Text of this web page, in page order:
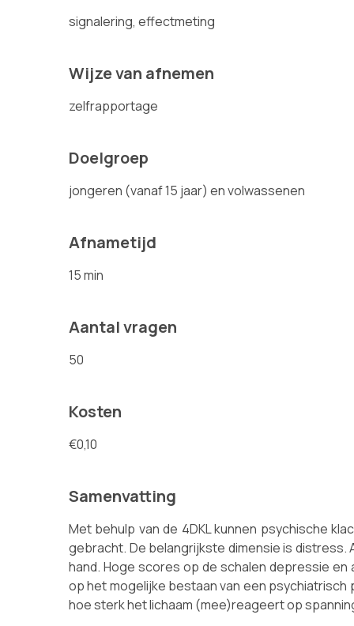
signalering, effectmeting
Wijze van afnemen
zelfrapportage
Doelgroep
jongeren (vanaf 15 jaar) en volwassenen
Afnametijd
15 min
Aantal vragen
50
Kosten
€0,10
Samenvatting
Met behulp van de 4DKL kunnen psychische
gebracht. De belangrijkste dimensie is distress.
hand. Hoge scores op de schalen depressie
op het mogelijke bestaan van een
hoe sterk het lichaam (mee)reageert op